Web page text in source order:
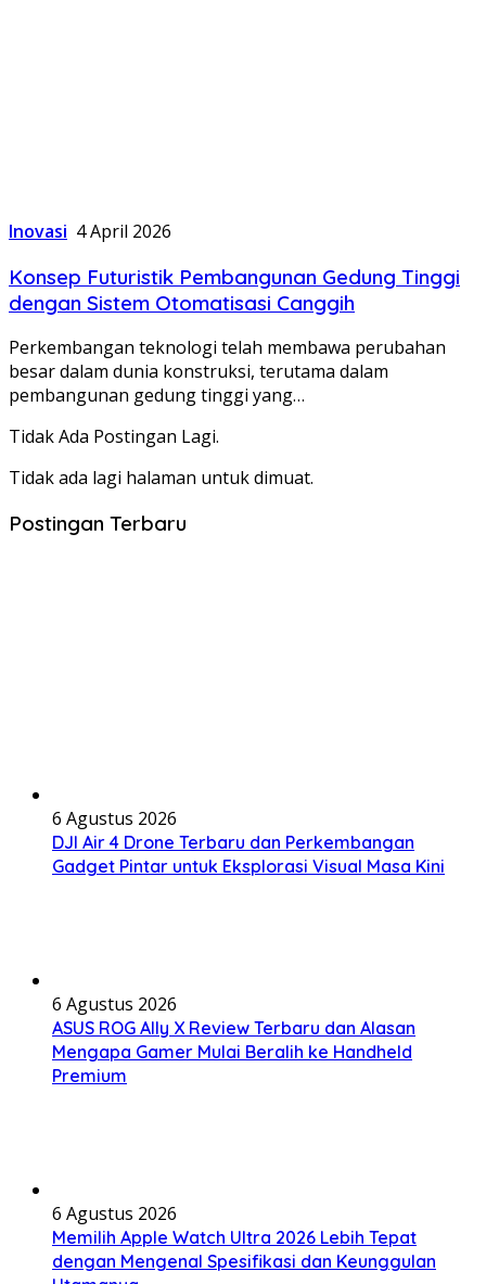
Inovasi 4 April 2026
Konsep Futuristik Pembangunan Gedung Tinggi
dengan Sistem Otomatisasi Canggih
Perkembangan teknologi telah membawa perubahan
besar dalam dunia konstruksi, terutama dalam
pembangunan gedung tinggi yang…
Tidak Ada Postingan Lagi.
Tidak ada lagi halaman untuk dimuat.
Postingan Terbaru
6 Agustus 2026
DJI Air 4 Drone Terbaru dan Perkembangan
Gadget Pintar untuk Eksplorasi Visual Masa Kini
6 Agustus 2026
ASUS ROG Ally X Review Terbaru dan Alasan
Mengapa Gamer Mulai Beralih ke Handheld
Premium
6 Agustus 2026
Memilih Apple Watch Ultra 2026 Lebih Tepat
dengan Mengenal Spesifikasi dan Keunggulan